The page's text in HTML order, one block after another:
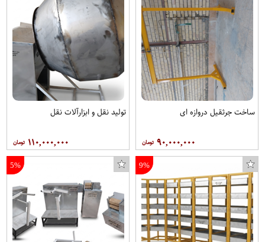
ساخت جرثقیل دروازه ای
۹۰,۰۰۰,۰۰۰
تولید نقل و ابزارآلات نقل
۱۱۰,۰۰۰,۰۰۰
9%
5%